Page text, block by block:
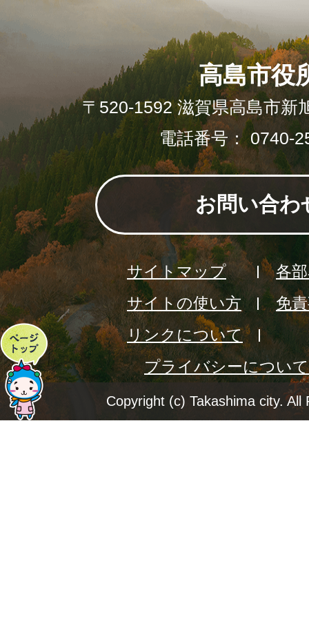
ペ
ー
ジ
高島市役
〒520-1592 滋賀県高島市新
電話番号： 0740-
お問い合わ
サイトマップ
各
サイトの使い方
免
リンクについて
プライバシーについて
Copyright (c) Takashima city. All